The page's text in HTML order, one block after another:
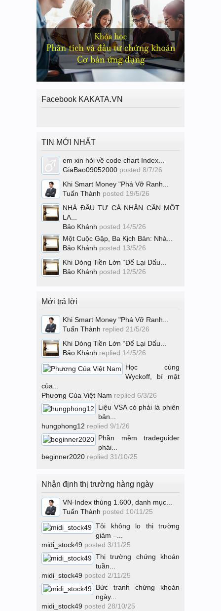
Facebook KAKATA.VN
TIN MỚI NHẤT
em xin hỏi về code chart Index...
GiaBao09052000 posted 8/7/26
Khi Smart Money "Phá Vỡ Ranh...
Tuấn Thành posted 19/5/26
NHÀ ĐẦU TƯ CÁ NHÂN CẦN MỘT
LA...
Bảo Khánh posted 14/5/26
Một Cuộc Gặp, Ba Kịch Bản: Nhà...
Bảo Khánh posted 13/5/26
Khi Dòng Tiền Lớn “Để Lại Dấu...
Bảo Khánh posted 12/5/26
Mới trả lời
Khi Smart Money "Phá Vỡ Ranh...
Tuấn Thành replied 21/5/26
Khi Dòng Tiền Lớn “Để Lại Dấu...
Bảo Khánh replied 14/5/26
Học cùng
Wyckoff, bí mật
của...
Phương Của Việt Nam replied 6/3/26
Liệu VSA có phải là phiên
bản...
hungphong12 replied 9/1/26
Phần mềm tradeguider
phái...
beginner2020 replied 31/10/25
Nhận định thị trường hàng ngày
VN-Index thủng 1.600, danh mục...
Tuấn Thành posted 10/11/25
Tôi không lo thị trường
giảm –...
midi_stock49 posted 3/11/25
Thị trường chứng khoán
tuần...
midi_stock49 posted 2/11/25
Bức tranh chứng khoán
ngày...
midi_stock49 posted 28/10/25